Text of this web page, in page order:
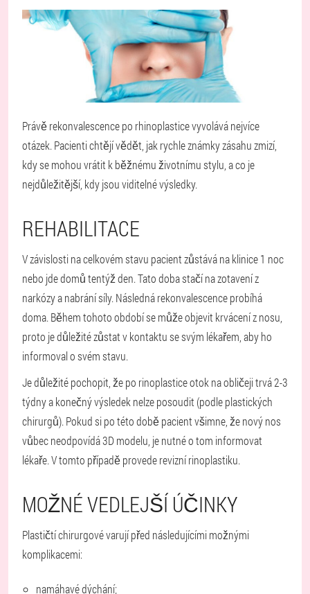
Právě rekonvalescence po rhinoplastice vyvolává nejvíce
otázek. Pacienti chtějí vědět, jak rychle známky zásahu zmizí,
kdy se mohou vrátit k běžnému životnímu stylu, a co je
nejdůležitější, kdy jsou viditelné výsledky.
REHABILITACE
V závislosti na celkovém stavu pacient zůstává na klinice 1 noc
nebo jde domů tentýž den. Tato doba stačí na zotavení z
narkózy a nabrání síly. Následná rekonvalescence probíhá
doma. Během tohoto období se může objevit krvácení z nosu,
proto je důležité zůstat v kontaktu se svým lékařem, aby ho
informoval o svém stavu.
Je důležité pochopit, že po rinoplastice otok na obličeji trvá 2-3
týdny a konečný výsledek nelze posoudit (podle plastických
chirurgů). Pokud si po této době pacient všimne, že nový nos
vůbec neodpovídá 3D modelu, je nutné o tom informovat
lékaře. V tomto případě provede revizní rinoplastiku.
MOŽNÉ VEDLEJŠÍ ÚČINKY
Plastičtí chirurgové varují před následujícími možnými
komplikacemi:
namáhavé dýchání;